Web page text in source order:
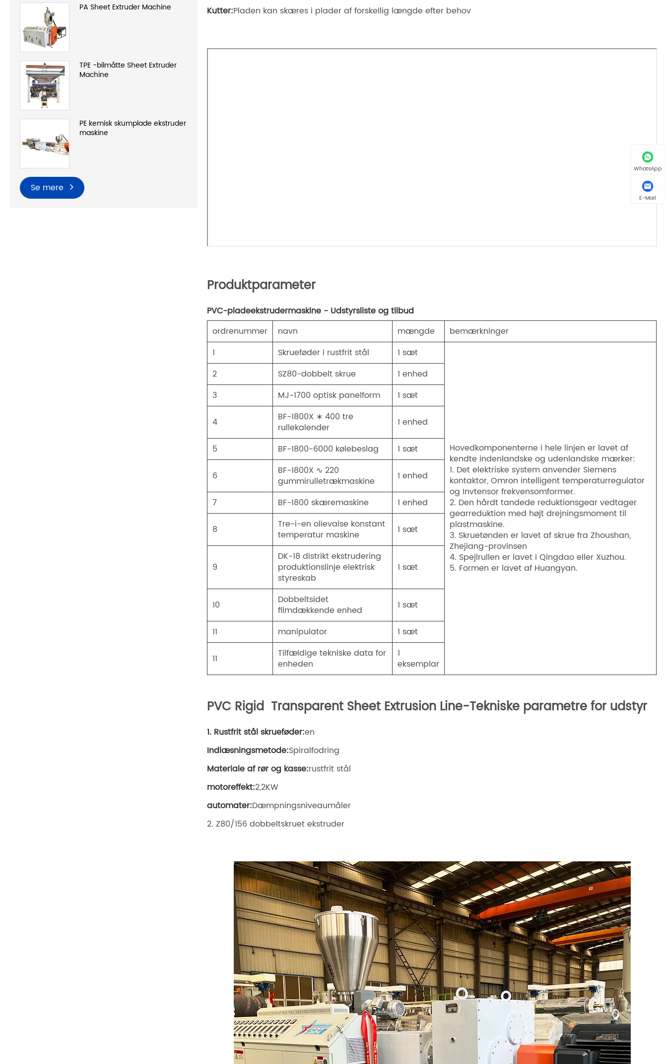
PA Sheet Extruder Machine
TPE -bilmåtte Sheet Extruder
Machine
PE kemisk skumplade ekstruder
maskine
Se mere
Kutter:Pladen kan skæres i plader af forskellig længde efter behov
Produktparameter
PVC-pladeekstrudermaskine - Udstyrsliste og tilbud
ordrenummer
navn mængde
bemærkninger
1
Skrueføder i rustfrit stål 1 sæt
Hovedkomponenterne i hele linjen er lavet af
kendte indenlandske og udenlandske mærker:
1. Det elektriske system anvender Siemens
kontaktor, Omron intelligent temperaturregulator
og Invtensor frekvensomformer.
2. Den hårdt tandede reduktionsgear vedtager
gearreduktion med højt drejningsmoment til
plastmaskine.
3. Skruetønden er lavet af skrue fra Zhoushan,
Zhejiang-provinsen
4. Spejlrullen er lavet i Qingdao eller Xuzhou.
5. Formen er lavet af Huangyan.
2 SZ80-dobbelt skrue
1 enhed
3
MJ-1700 optisk panelform 1 sæt
4
BF-1800X ∗ 400 tre
rullekalender
1 enhed
5 BF-1800-6000 kølebeslag 1 sæt
6
BF-1800X ∿ 220
gummirulletrækmaskine
1 enhed
7 BF-1800 skæremaskine 1 enhed
8
Tre-i-en olievalse konstant
temperatur maskine
1 sæt
9
DK-18 distrikt ekstrudering
produktionslinje elektrisk
styreskab
1 sæt
10
Dobbeltsidet
filmdækkende enhed
1 sæt
11 manipulator 1 sæt
11
Tilfældige tekniske data for
enheden
1
eksemplar
PVC Rigid Transparent Sheet Extrusion Line-Tekniske parametre for udstyr
1. Rustfrit stål skrueføder:en
Indlæsningsmetode:Spiralfodring
Materiale af rør og kasse:rustfrit stål
motoreffekt:2,2KW
automater:Dæmpningsniveaumåler
2. Z80/156 dobbeltskruet ekstruder
WhatsApp
E-Mail